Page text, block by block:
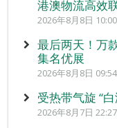
港澳物流高效
2026年8月8日 10:00
最后两天！万
集名优展
2026年8月8日 09:54
受热带气旋 “
2026年8月7日 22:27